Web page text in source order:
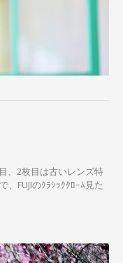
2枚目は古いレンズ特
FUJIのｸﾗｼｯｸｸﾛｰﾑ見た